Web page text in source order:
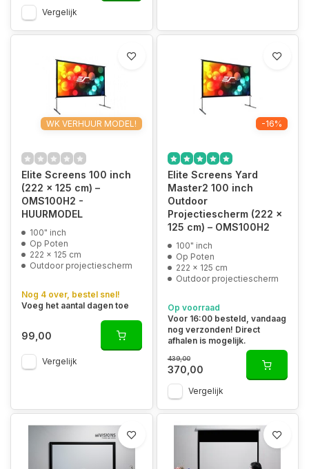
Vergelijk
WK VERHUUR MODEL!
Elite Screens 100 inch
(222 x 125 cm) –
OMS100H2 -
HUURMODEL
100" inch
Op Poten
222 x 125 cm
Outdoor projectiescherm
Nog 4 over, bestel snel!
Voeg het aantal dagen toe
99,00
Vergelijk
-16%
Elite Screens Yard
Master2 100 inch
Outdoor
Projectiescherm (222 x
125 cm) – OMS100H2
100" inch
Op Poten
222 x 125 cm
Outdoor projectiescherm
Op voorraad
Voor 16:00 besteld, vandaag
nog verzonden! Direct
afhalen is mogelijk.
439,00
370,00
Vergelijk